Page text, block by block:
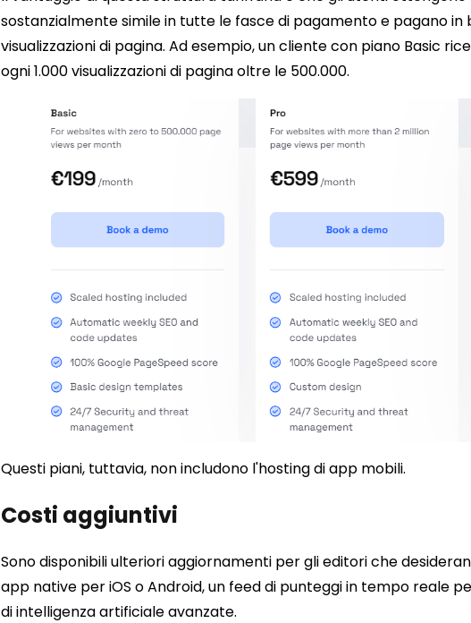
sostanzialmente simile in tutte le fasce di pagamento e pagano in
visualizzazioni di pagina. Ad esempio, un cliente con piano Basic
ogni 1.000 visualizzazioni di pagina oltre le 500.000.
Questi piani, tuttavia, non includono l'hosting di app mobili.
Costi aggiuntivi
Sono disponibili ulteriori aggiornamenti per gli editori che
app native per iOS o Android, un feed di punteggi in tempo reale
di intelligenza artificiale avanzate.